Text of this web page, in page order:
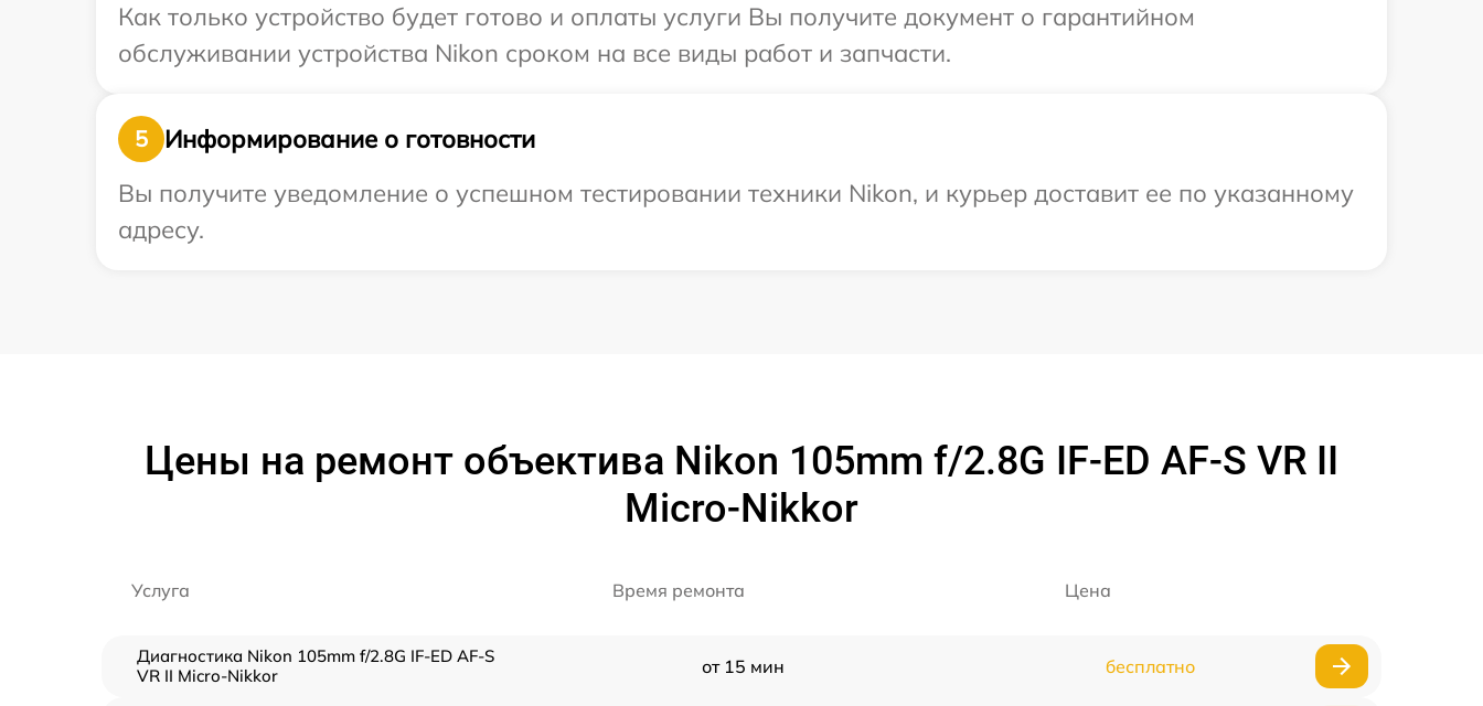
Как только устройство будет готово и оплаты услуги Вы получите документ о гарантийном
обслуживании устройства Nikon сроком на все виды работ и запчасти.
5
Информирование о готовности
Вы получите уведомление о успешном тестировании техники Nikon, и курьер доставит ее по указанному
адресу.
Цены на ремонт объектива Nikon 105mm f/2.8G IF-ED AF-S VR II
Micro-Nikkor
Услуга Время ремонта Цена
Диагностика Nikon 105mm f/2.8G IF-ED AF-S
VR II Micro-Nikkor
от 15 мин бесплатно